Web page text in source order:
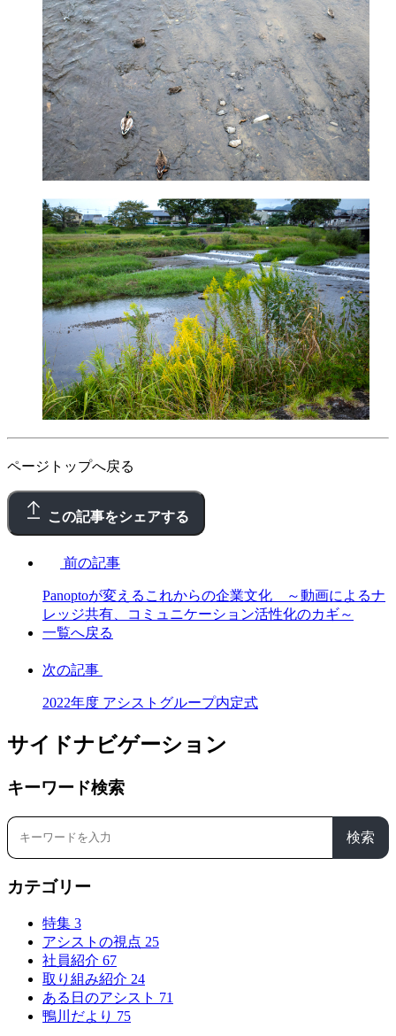
ページトップへ戻る
この記事をシェアする
前の記事
Panoptoが変えるこれからの企業文化 ～動画によるナ
レッジ共有、コミュニケーション活性化のカギ～
一覧へ戻る
次の記事
2022年度 アシストグループ内定式
サイドナビゲーション
キーワード検索
検索
カテゴリー
特集 3
アシストの視点 25
社員紹介 67
取り組み紹介 24
ある日のアシスト 71
鴨川だより 75